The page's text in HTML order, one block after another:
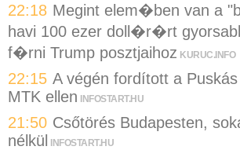
22:18 Megint elem�ben van a
havi 100 ezer doll�r�rt
f�rni Trump posztjaihoz KURUC.INFO
22:15 A végén fordított a
MTK ellen
INFOSTART.HU
21:50 Csőtörés Budapesten,
nélkül
INFOSTART.HU